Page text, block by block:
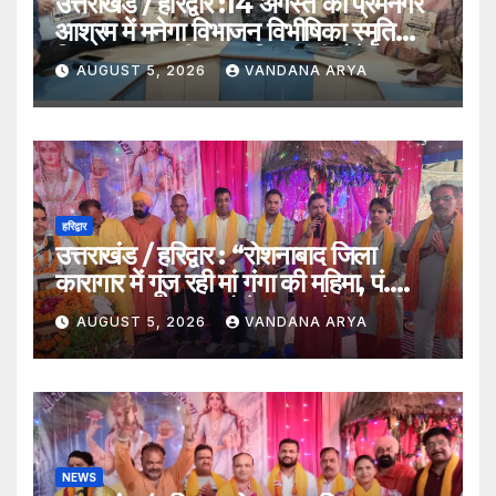
आश्रम में मनेगा विभाजन विभीषिका स्मृति
दिवस, मुख्यमंत्री पुष्कर सिंह धामी होंगे मुख्य
अतिथि_देखे विडिओ !!
AUGUST 5, 2026 VANDANA ARYA
हरिद्वार
उत्तराखंड / हरिद्वार : “रोशनाबाद जिला
कारागार में गूंज रही मां गंगा की महिमा, पं.
संजय कृष्ण महाराज बोले – गंगा केवल नदी
नहीं, समस्त सृष्टि की जननी हैं”…
AUGUST 5, 2026 VANDANA ARYA
NEWS